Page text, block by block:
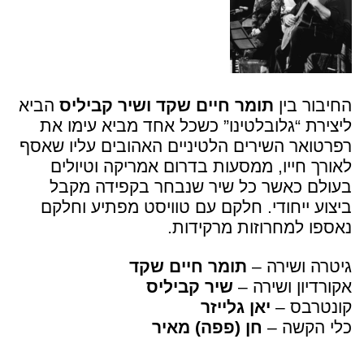
החיבור בין תומר חיים שקד ושיר קביליס הביא
ליצירת “גלובלטינו” כשכל אחד מביא עימו את
רפרטואר השירים הלטיניים האהובים עליו שאסף
לאורך חייו, ממסעות בדרום אמריקה וטיולים
בעולם כאשר כל שיר שנבחר בקפידה מקבל
ביצוע ייחודי. חלקם עם טוויסט מפתיע וחלקם
נאספו למחרוזות מרקידות.
גיטרה ושירה – תומר חיים שקד
אקורדיון ושירה – שיר קביליס
קונטרבס – יאן גלייזר
כלי הקשה – חן (פפה) מאיר